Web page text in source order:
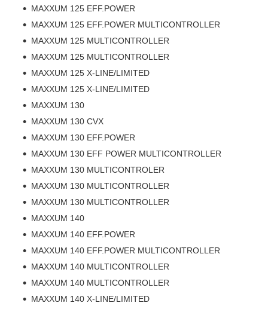
MAXXUM 125 EFF.POWER
MAXXUM 125 EFF.POWER MULTICONTROLLER
MAXXUM 125 MULTICONTROLLER
MAXXUM 125 MULTICONTROLLER
MAXXUM 125 X-LINE/LIMITED
MAXXUM 125 X-LINE/LIMITED
MAXXUM 130
MAXXUM 130 CVX
MAXXUM 130 EFF.POWER
MAXXUM 130 EFF POWER MULTICONTROLLER
MAXXUM 130 MULTICONTROLER
MAXXUM 130 MULTICONTROLLER
MAXXUM 130 MULTICONTROLLER
MAXXUM 140
MAXXUM 140 EFF.POWER
MAXXUM 140 EFF.POWER MULTICONTROLLER
MAXXUM 140 MULTICONTROLLER
MAXXUM 140 MULTICONTROLLER
MAXXUM 140 X-LINE/LIMITED